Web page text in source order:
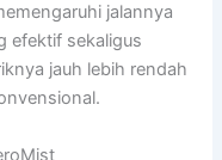
jalannya
efektif sekaligus
jauh lebih rendah